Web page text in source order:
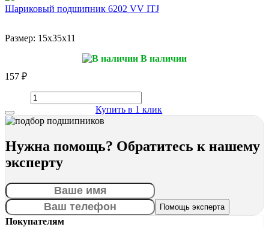
Шариковый подшипник 6202 VV ITJ
Размер: 15x35x11
В наличии
157 ₽
Купить в 1 клик
Нужна помощь? Обратитесь к нашему
эксперту
Покупателям